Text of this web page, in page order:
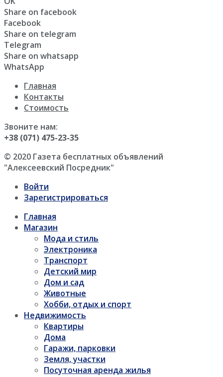
Share on facebook
Facebook
Share on telegram
Telegram
Share on whatsapp
WhatsApp
Главная
Контакты
Стоимость
Звоните нам:
+38 (071) 475-23-35
© 2020 Газета бесплатных объявлений
"Алексеевский Посредник"
Войти
Зарегистрироваться
Главная
Магазин
Мода и стиль
Электроника
Транспорт
Детский мир
Дом и сад
Животные
Хобби, отдых и спорт
Недвижимость
Квартиры
Дома
Гаражи, парковки
Земля, участки
Посуточная аренда жилья